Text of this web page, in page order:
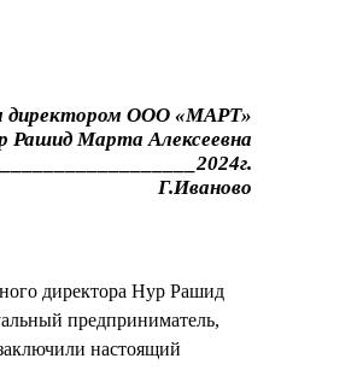
ООО «МАРТ»
Рашид Марта Алексеевна
Г.Иваново
директора Нур Рашид
предприниматель,
настоящий